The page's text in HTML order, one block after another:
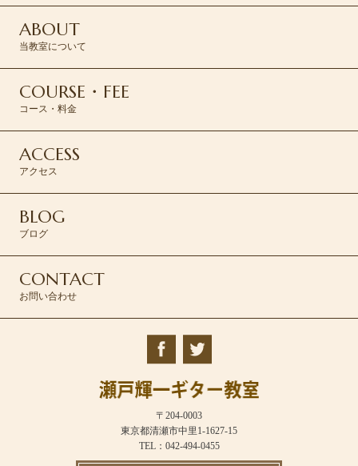
ABOUT
当教室について
COURSE・FEE
コース・料金
ACCESS
アクセス
BLOG
ブログ
CONTACT
お問い合わせ
〒204-0003
東京都清瀬市中里1-1627-15
TEL：042-494-0455